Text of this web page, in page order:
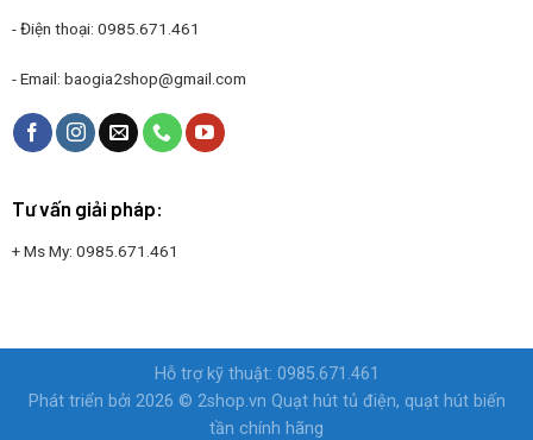
- Điện thoại: 0985.671.461
- Email: baogia2shop@gmail.com
Tư vấn giải pháp:
+ Ms My: 0985.671.461
Hỗ trợ kỹ thuật: 0985.671.461
Phát triển bởi 2026 © 2shop.vn Quạt hút tủ điện, quạt hút biến
tần chính hãng